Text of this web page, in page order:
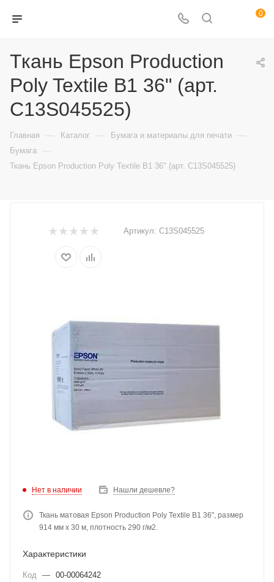
0
Ткань Epson Production
Poly Textile B1 36" (арт.
C13S045525)
Главная — Каталог — Бумага и материалы для печати —
Бумага —
Ткань Epson Production Poly Textile B1 36" (арт. C13S045525)
Артикул: C13S045525
Нет в наличии Нашли дешевле?
Ткань матовая Epson Production Poly Textile B1 36", размер
914 мм x 30 м, плотность 290 г/м2.
Характеристики
Код — 00-00064242